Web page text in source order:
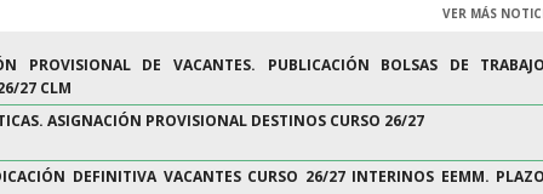
VER MÁS
PROVISIONAL DE VACANTES. PUBLICACIÓN BOLSAS DE TRABAJO
27 CLM
ASIGNACIÓN PROVISIONAL DESTINOS CURSO 26/27
DEFINITIVA VACANTES CURSO 26/27 INTERINOS EEMM. PLAZO